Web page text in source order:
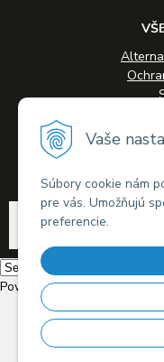
Vaše
Súbory cookie nám
pre vás. Umožňujú
preferencie.
© 2026 Alkohol-eshop.sk •
Powered by Translate